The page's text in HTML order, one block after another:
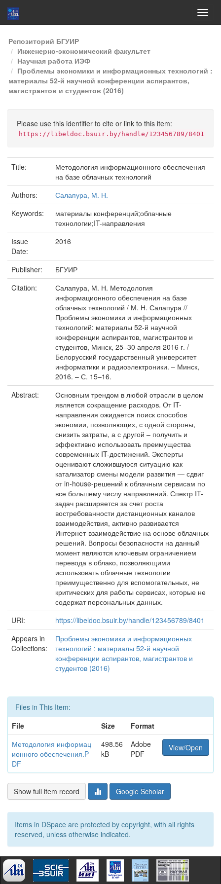
Skip
navigation
Репозиторий БГУИР
Инженерно-экономический факультет
Научная работа ИЭФ
Проблемы экономики и информационных технологий :
материалы 52-й научной конференции аспирантов,
магистрантов и студентов (2016)
Please use this identifier to cite or link to this item:
https://libeldoc.bsuir.by/handle/123456789/8401
Title:
Методология информационного обеспечения
на базе облачных технологий
Authors:
Салапура, М. Н.
Keywords:
материалы конференций;облачные
технологии;IT-направления
Issue
Date:
2016
Publisher:
БГУИР
Citation:
Салапура, М. Н. Методология
информационного обеспечения на базе
облачных технологий / М. Н. Салапура //
Проблемы экономики и информационных
технологий: материалы 52-й научной
конференции аспирантов, магистрантов и
студентов, Минск, 25–30 апреля 2016 г. /
Белорусский государственный университет
информатики и радиоэлектроники. – Минск,
2016. – С. 15–16.
Abstract:
Основным трендом в любой отрасли в целом
является сокращение расходов. От IT-
направления ожидается поиск способов
экономии, позволяющих, с одной стороны,
снизить затраты, а с другой – получить и
эффективно использовать преимущества
современных IT-достижений. Эксперты
оценивают сложившуюся ситуацию как
катализатор смены модели развития — сдвиг
от in-house-решений к облачным сервисам по
все большему числу направлений. Спектр IT-
задач расширяется за счет роста
востребованности дистанционных каналов
взаимодействия, активно развивается
Интернет-взаимодействие на основе облачных
решений. Вопросы безопасности на данный
момент являются ключевым ограничением
перевода в облако, позволяющими
использовать облачные технологии
преимущественно для вспомогательных, не
критических для работы сервисах, которые не
содержат персональных данных.
URI:
https://libeldoc.bsuir.by/handle/123456789/8401
Appears in
Collections:
Проблемы экономики и информационных
технологий : материалы 52-й научной
конференции аспирантов, магистрантов и
студентов (2016)
Files in This Item:
File
Size
Format
Методология информац
ионного обеспечения.P
DF
498.56
kB
Adobe
PDF
View/Open
Show full item record Google Scholar
Items in DSpace are protected by copyright, with all rights
reserved, unless otherwise indicated.